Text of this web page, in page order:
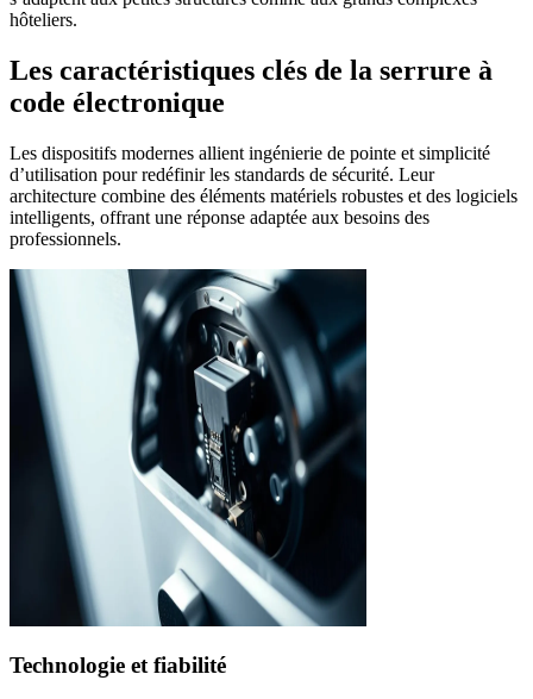
hôteliers.
Les caractéristiques clés de la serrure à
code électronique
Les dispositifs modernes allient ingénierie de pointe et simplicité
d’utilisation pour redéfinir les standards de sécurité. Leur
architecture combine des éléments matériels robustes et des logiciels
intelligents, offrant une réponse adaptée aux besoins des
professionnels.
Technologie et fiabilité